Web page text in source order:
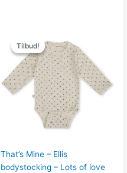
Tilbud!
Tilbud!
That’s Mine – Ellis
bodystocking – Lots of love
oprindelige
pris
var:
199.95kr..
aktuelle
pris
er:
119.97kr..